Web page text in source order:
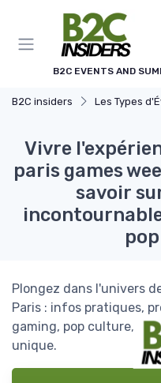
B2C EVENTS AND
B2C insiders Les Types
Vivre
paris games
savoir
Plongez dans l'univers
Paris : infos pratiques,
gaming, pop culture,
unique.
Panneau de gestion des